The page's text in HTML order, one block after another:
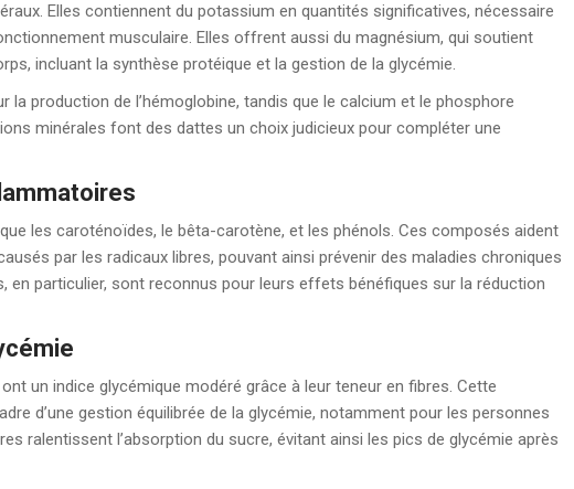
Elles contiennent du potassium en quantités significatives, nécessaire
musculaire. Elles offrent aussi du magnésium, qui soutient
incluant la synthèse protéique et la gestion de la glycémie.
la production de l’hémoglobine, tandis que le calcium et le phosphore
minérales font des dattes un choix judicieux pour compléter une
les caroténoïdes, le bêta-carotène, et les phénols. Ces composés aident
par les radicaux libres, pouvant ainsi prévenir des maladies chroniques
en particulier, sont reconnus pour leurs effets bénéfiques sur la réduction
un indice glycémique modéré grâce à leur teneur en fibres. Cette
d’une gestion équilibrée de la glycémie, notamment pour les personnes
ralentissent l’absorption du sucre, évitant ainsi les pics de glycémie après